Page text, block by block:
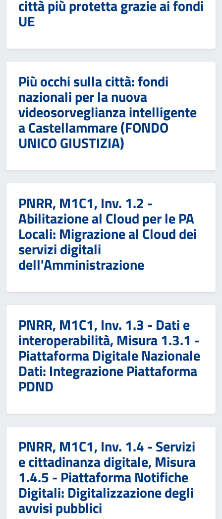
città più protetta grazie ai fondi
UE
Più occhi sulla città: fondi
nazionali per la nuova
videosorveglianza intelligente
a Castellammare (FONDO
UNICO GIUSTIZIA)
PNRR, M1C1, Inv. 1.2 -
Abilitazione al Cloud per le PA
Locali: Migrazione al Cloud dei
servizi digitali
dell'Amministrazione
PNRR, M1C1, Inv. 1.3 - Dati e
interoperabilità, Misura 1.3.1 -
Piattaforma Digitale Nazionale
Dati: Integrazione Piattaforma
PDND
PNRR, M1C1, Inv. 1.4 - Servizi
e cittadinanza digitale, Misura
1.4.5 - Piattaforma Notifiche
Digitali: Digitalizzazione degli
avvisi pubblici